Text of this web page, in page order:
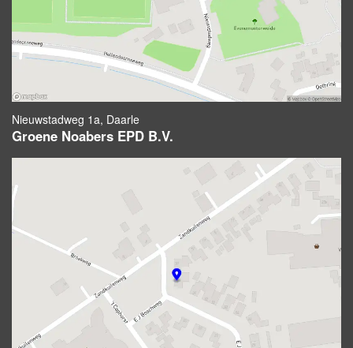
Nieuwstadweg 1a, Daarle
Groene Noabers EPD B.V.